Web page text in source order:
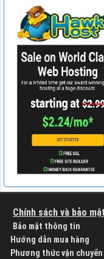
Chính sách và bảo mật
Bảo mật thông tin
Hướng dẫn mua hàng
Phương thức vận